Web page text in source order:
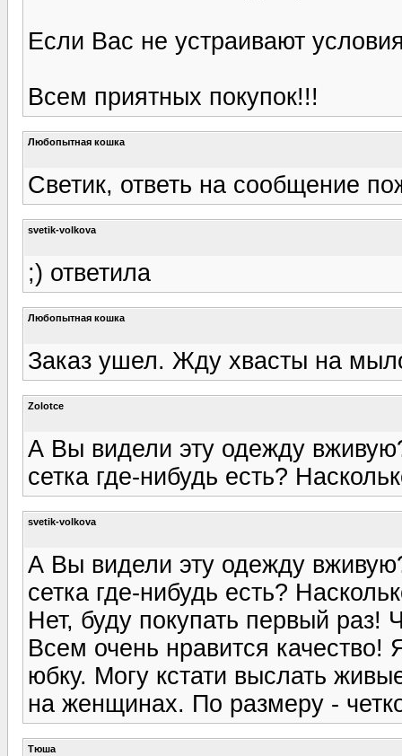
Если Вас не устраивают
Всем приятных покупок!!!
Любопытная кошка
Светик, ответь на сообщение
svetik-volkova
;) ответила
Любопытная кошка
Заказ ушел. Жду хвасты на
Zolotce
А Вы видели эту одежду
сетка где-нибудь есть?
svetik-volkova
А Вы видели эту одежду
сетка где-нибудь есть?
Нет, буду покупать первый раз!
Всем очень нравится
юбку. Могу кстати выслать
на женщинах. По размеру -
Тюша